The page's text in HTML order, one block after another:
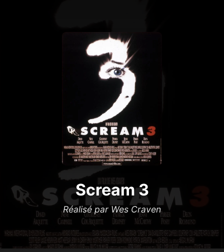
Scream 3
Réalisé par Wes Craven